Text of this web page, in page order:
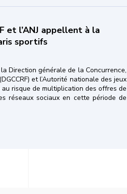
et l’ANJ appellent à la
sportifs
Direction générale de la Concurrence,
et l’Autorité nationale des jeux
risque de multiplication des offres de
réseaux sociaux en cette période de